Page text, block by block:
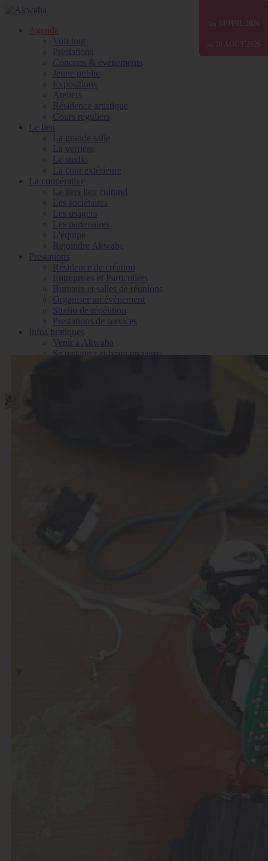
Agenda
Voir tout
Prestations
Concerts & événements
Jeune public
Expositions
Ateliers
Résidence artistique
Cours réguliers
Le lieu
La grande salle
La verrière
Le studio
La cour extérieure
La coopérative
Le tiers lieu culturel
Les sociétaires
Les usagers
Les partenaires
L'équipe
Rejoindre Akwaba
Prestations
Résidence de création
Entreprises et Particuliers
Bureaux et salles de réunions
Organiser un évènement
Studio de répétition
Prestations de services
Infos pratiques
Venir à Akwaba
Se restaurer et boire un verre
Du 01 JANV 2025
au 31 DÉC 2026
Du 30 JUIN 2026
au 31 DÉC 2026
Du 24 JUIL 2026
au 28 AOÛT 2026